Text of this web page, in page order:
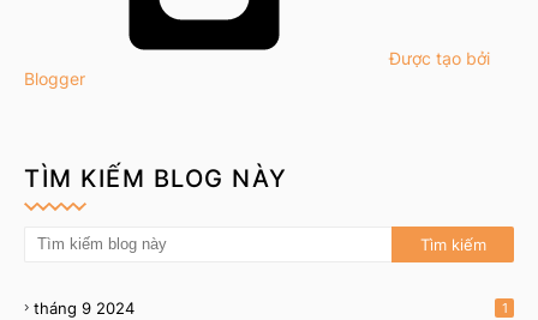
Được tạo bởi
Blogger
TÌM KIẾM BLOG NÀY
tháng 9 2024 1